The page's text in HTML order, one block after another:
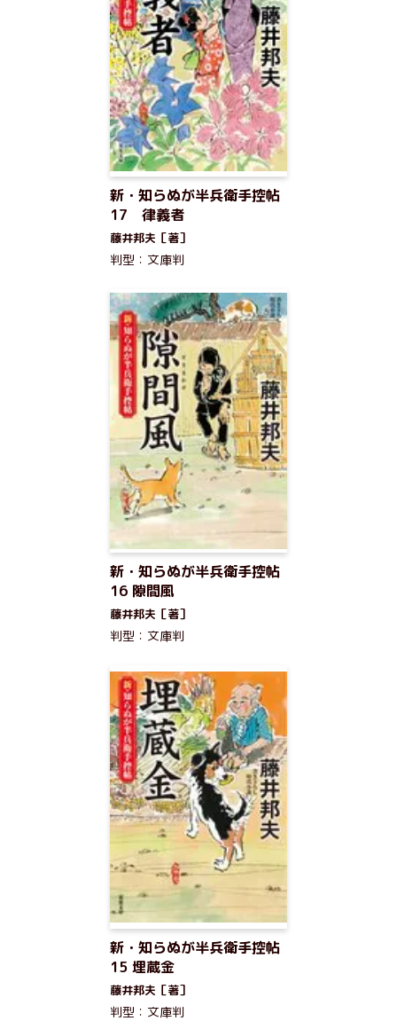
新・知らぬが半兵衛手控帖
17 律義者
藤井邦夫［著］
判型：文庫判
新・知らぬが半兵衛手控帖
16 隙間風
藤井邦夫［著］
判型：文庫判
新・知らぬが半兵衛手控帖
15 埋蔵金
藤井邦夫［著］
判型：文庫判